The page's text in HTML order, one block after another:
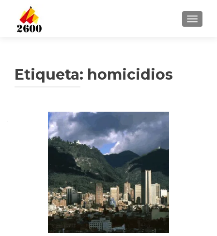
Etiqueta: homicidios